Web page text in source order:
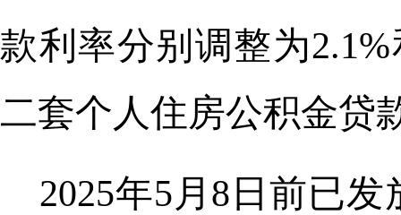
款利率分别调整为
二套个人住房公积金贷
2025年5月8日前已